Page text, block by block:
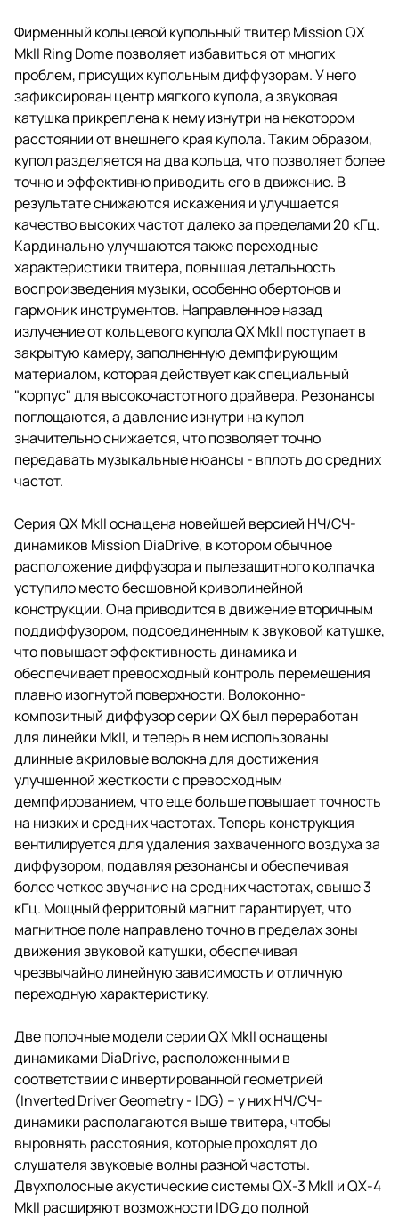
Фирменный кольцевой купольный твитер Mission QX
MkII Ring Dome позволяет избавиться от многих
проблем, присущих купольным диффузорам. У него
зафиксирован центр мягкого купола, а звуковая
катушка прикреплена к нему изнутри на некотором
расстоянии от внешнего края купола. Таким образом,
купол разделяется на два кольца, что позволяет более
точно и эффективно приводить его в движение. В
результате снижаются искажения и улучшается
качество высоких частот далеко за пределами 20 кГц.
Кардинально улучшаются также переходные
характеристики твитера, повышая детальность
воспроизведения музыки, особенно обертонов и
гармоник инструментов. Направленное назад
излучение от кольцевого купола QX MkII поступает в
закрытую камеру, заполненную демпфирующим
материалом, которая действует как специальный
"корпус" для высокочастотного драйвера. Резонансы
поглощаются, а давление изнутри на купол
значительно снижается, что позволяет точно
передавать музыкальные нюансы - вплоть до средних
частот.
Серия QX MkII оснащена новейшей версией НЧ/СЧ-
динамиков Mission DiaDrive, в котором обычное
расположение диффузора и пылезащитного колпачка
уступило место бесшовной криволинейной
конструкции. Она приводится в движение вторичным
поддиффузором, подсоединенным к звуковой катушке,
что повышает эффективность динамика и
обеспечивает превосходный контроль перемещения
плавно изогнутой поверхности. Волоконно-
композитный диффузор серии QX был переработан
для линейки MkII, и теперь в нем использованы
длинные акриловые волокна для достижения
улучшенной жесткости с превосходным
демпфированием, что еще больше повышает точность
на низких и средних частотах. Теперь конструкция
вентилируется для удаления захваченного воздуха за
диффузором, подавляя резонансы и обеспечивая
более четкое звучание на средних частотах, свыше 3
кГц. Мощный ферритовый магнит гарантирует, что
магнитное поле направлено точно в пределах зоны
движения звуковой катушки, обеспечивая
чрезвычайно линейную зависимость и отличную
переходную характеристику.
Две полочные модели серии QX MkII оснащены
динамиками DiaDrive, расположенными в
соответствии с инвертированной геометрией
(Inverted Driver Geometry - IDG) – у них НЧ/СЧ-
динамики располагаются выше твитера, чтобы
выровнять расстояния, которые проходят до
слушателя звуковые волны разной частоты.
Двухполосные акустические системы QX-3 MkII и QX-4
MkII расширяют возможности IDG до полной